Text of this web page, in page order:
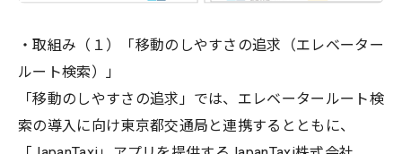
・取組み（１）「移動のしやすさの追求（エレベーター
ルート検索）」
「移動のしやすさの追求」では、エレベータールート検
索の導入に向け東京都交通局と連携するとともに、